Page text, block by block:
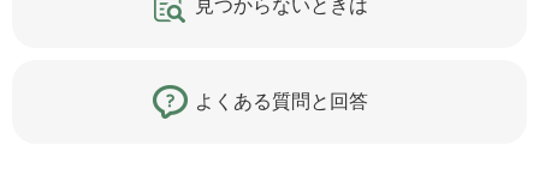
見つからないときは
よくある質問と回答